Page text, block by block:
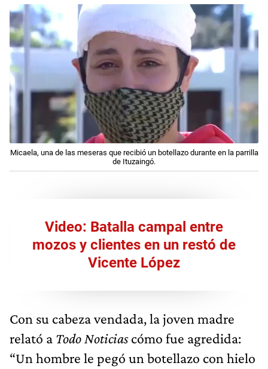
Micaela, una de las meseras que recibió un botellazo durante en la parrilla
de Ituzaingó.
Video: Batalla campal entre
mozos y clientes en un restó de
Vicente López
Con su cabeza vendada, la joven madre
relató a Todo Noticiascómo fue agredida:
“Un hombre le pegó un botellazo con hielo